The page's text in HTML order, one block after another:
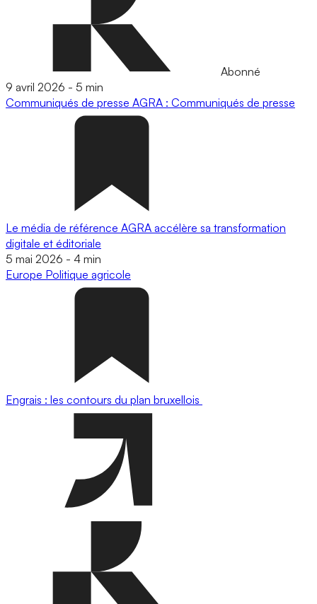
Abonné
9 avril 2026 - 5 min
Communiqués de presse AGRA : Communiqués de presse
Le média de référence AGRA accélère sa transformation
digitale et éditoriale
5 mai 2026 - 4 min
Europe Politique agricole
Engrais : les contours du plan bruxellois